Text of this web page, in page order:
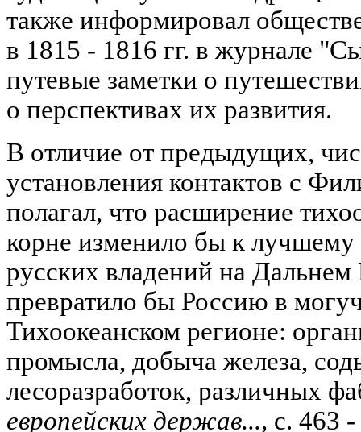
также информировал
в 1815 - 1816 гг. в журнале
путевые заметки о
о перспективах их развития.
В отличие от предыдущих,
установления контактов с
полагал, что расширение
корне изменило бы к лучшему
русских владений на
превратило бы Россию в
Тихоокеанском регионе:
промысла, добыча железа,
лесоразработок, различных
европейских держав..., с. 463